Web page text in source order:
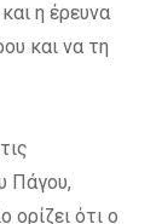
η έρευνα
και να τη
Πάγου,
ορίζει ότι ο